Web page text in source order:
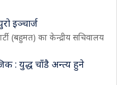
इञ्चार्ज
(बहुमत) का केन्द्रीय सचिवालय
: युद्ध चाँडै अन्त्य हुने